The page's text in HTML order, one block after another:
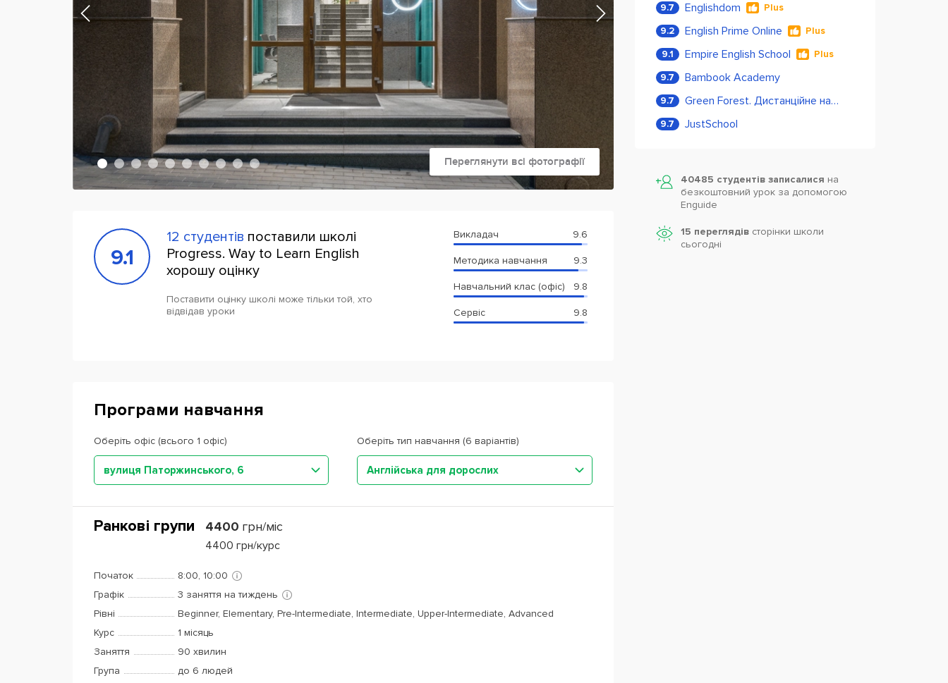
Переглянути всі фотографії
9.1
12 студентів поставили школі
Progress. Way to Learn English
хорошу оцінку
Поставити оцінку школі може тільки той, хто
відвідав уроки
Викладач 9.6
Методика навчання 9.3
Навчальний клас (офіс) 9.8
Сервіс 9.8
Програми навчання
Оберіть офіс (всього 1 офіс)
вулиця Паторжинського, 6
Оберіть тип навчання (6 варіантів)
Англійська для дорослих
Ранкові групи 4400 грн/міс
4400 грн/курс
Початок
8:00, 10:00
Графік
3 заняття на тиждень
Рівні
Beginner, Elementary, Pre-Intermediate, Intermediate, Upper-Intermediate, Advanced
Курс
1 місяць
Заняття
90 хвилин
Група
до 6 людей
9.7 Englishdom Plus
9.2 English Prime Online Plus
9.1 Empire English School Plus
9.7 Bambook Academy
9.7 Green Forest. Дистанційне навчання
9.7 JustSchool
40485 студентів записалися на
безкоштовний урок за допомогою
Enguide
15 переглядівсторінки школи
cьогодні